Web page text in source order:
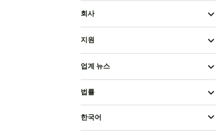
회사
지원
업계 뉴스
법률
한국어